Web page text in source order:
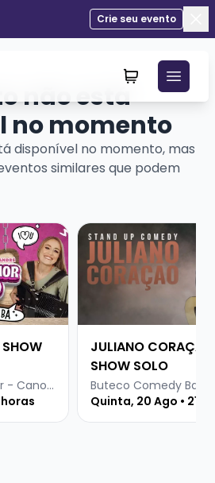
Crie seu evento
não está
no momento
disponível no momento, mas
similares que podem
GAITEIRA - SHOW SOLO
Buteco Comedy Bar - Canoas
horas
Veja mais sobre
JULIANO
SHOW SOLO
Quinta, 20 Ago •